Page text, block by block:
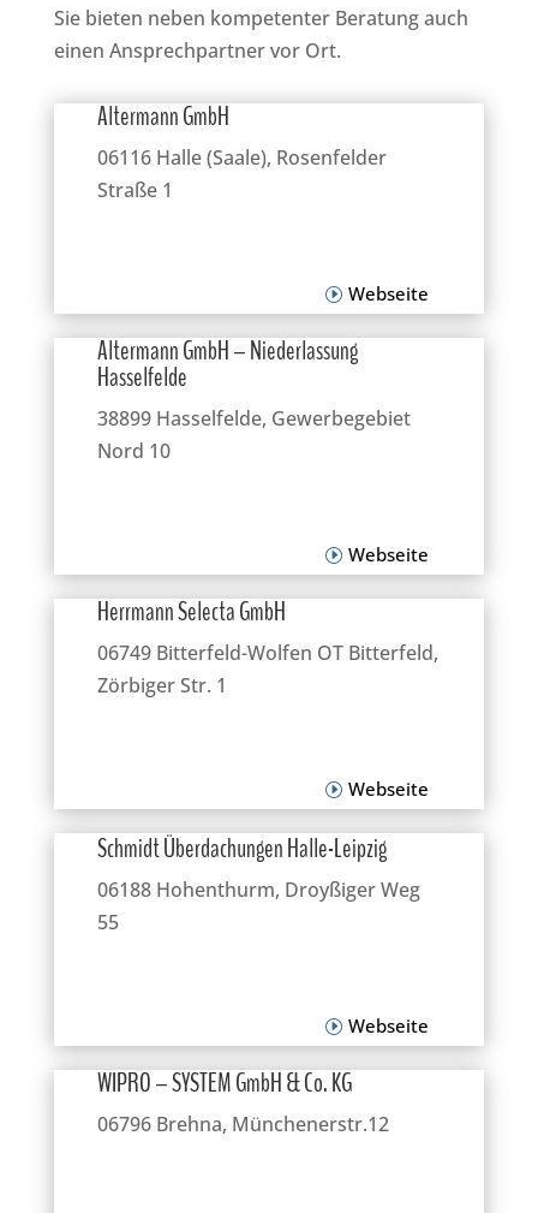
Sie bieten neben kompetenter Beratung auch
einen Ansprechpartner vor Ort.
Altermann GmbH
06116 Halle (Saale), Rosenfelder
Straße 1
Webseite
Altermann GmbH – Niederlassung
Hasselfelde
38899 Hasselfelde, Gewerbegebiet
Nord 10
Webseite
Herrmann Selecta GmbH
06749 Bitterfeld-Wolfen OT Bitterfeld,
Zörbiger Str. 1
Webseite
Schmidt Überdachungen Halle-Leipzig
06188 Hohenthurm, Droyßiger Weg
55
Webseite
WIPRO – SYSTEM GmbH & Co. KG
06796 Brehna, Münchenerstr.12